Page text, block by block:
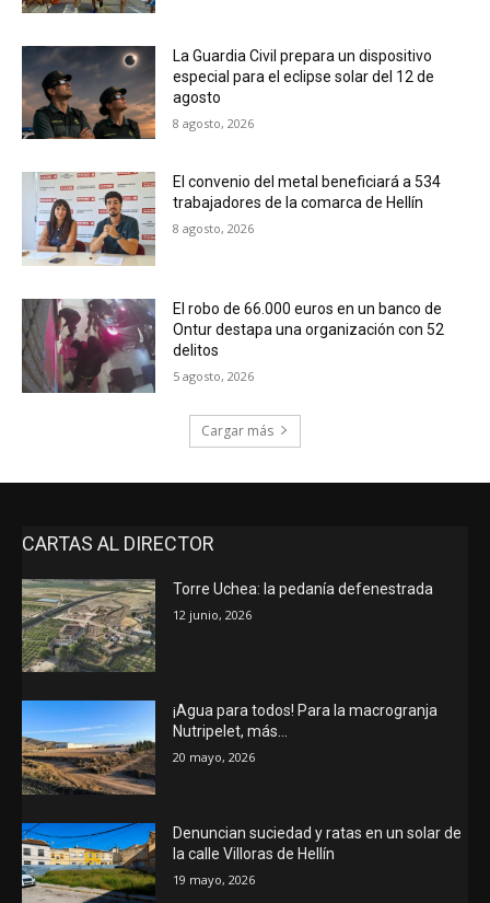
La Guardia Civil prepara un dispositivo
especial para el eclipse solar del 12 de
agosto
8 agosto, 2026
El convenio del metal beneficiará a 534
trabajadores de la comarca de Hellín
8 agosto, 2026
El robo de 66.000 euros en un banco de
Ontur destapa una organización con 52
delitos
5 agosto, 2026
Cargar más
CARTAS AL DIRECTOR
Torre Uchea: la pedanía defenestrada
12 junio, 2026
¡Agua para todos! Para la macrogranja
Nutripelet, más…
20 mayo, 2026
Denuncian suciedad y ratas en un solar de
la calle Villoras de Hellín
19 mayo, 2026